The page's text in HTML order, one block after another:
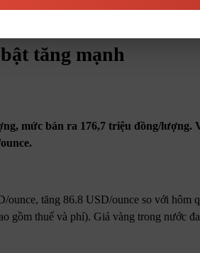
tăng mạnh
mức bán ra 176,7 triệu đồng/lượng.
ounce, tăng 86.8 USD/ounce so với hôm
gồm thuế và phí). Giá vàng trong nước